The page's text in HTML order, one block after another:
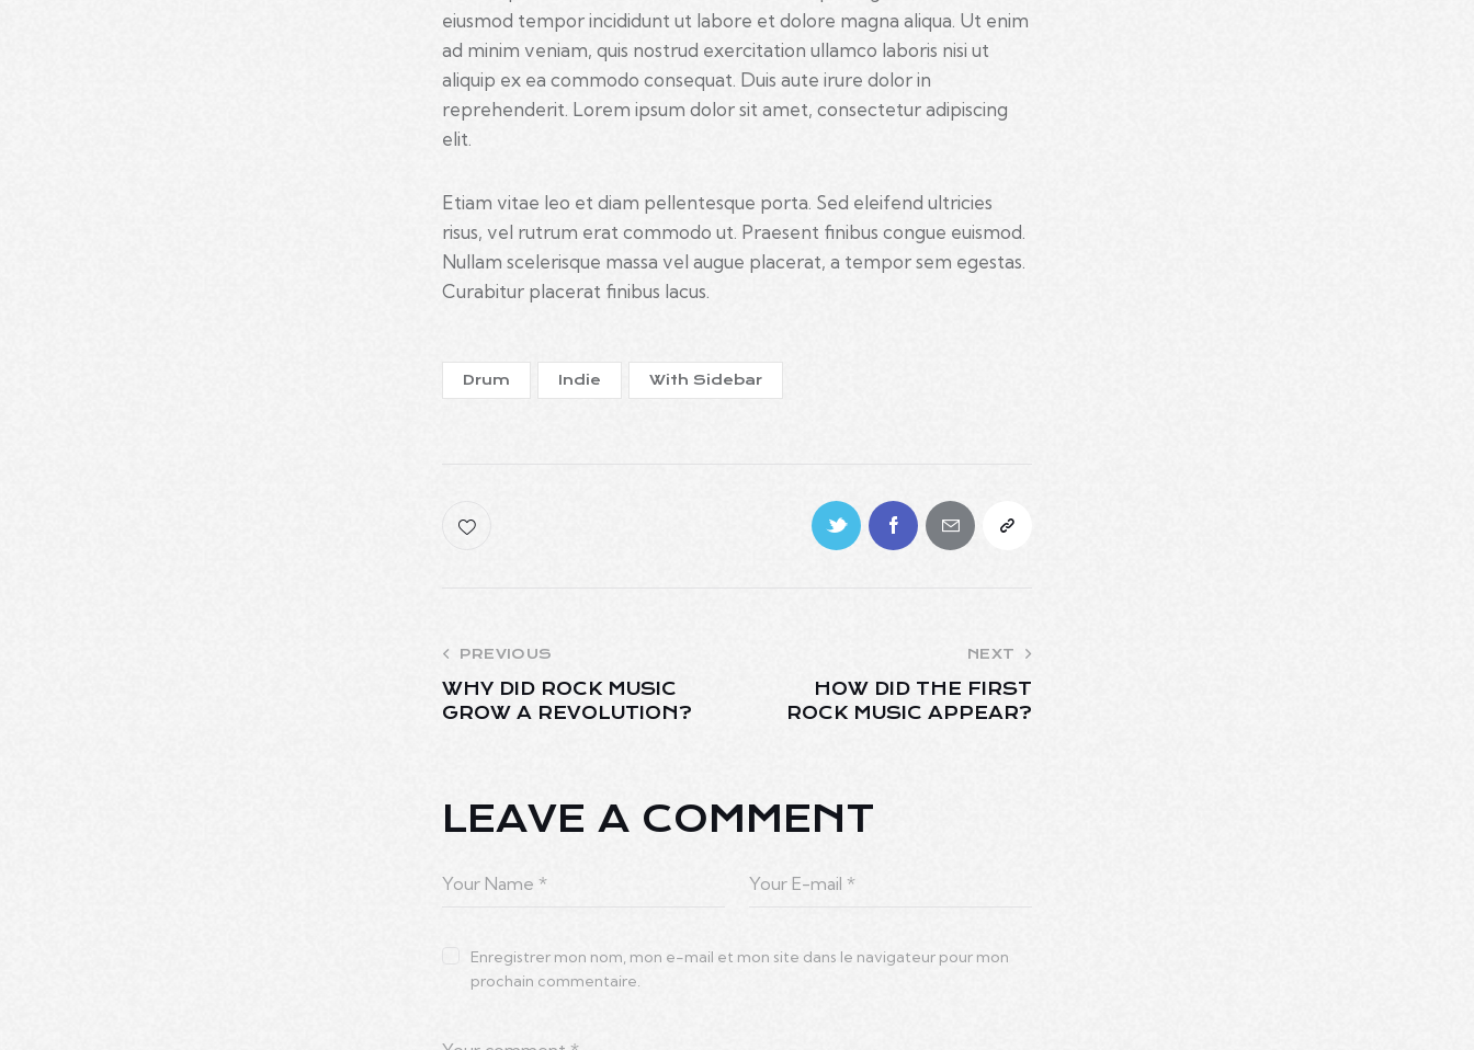
eiusmod tempor incididunt ut labore et dolore magna aliqua. Ut enim
ad minim veniam, quis nostrud exercitation ullamco laboris nisi ut
aliquip ex ea commodo consequat. Duis aute irure dolor in
reprehenderit. Lorem ipsum dolor sit amet, consectetur adipiscing
elit.
Etiam vitae leo et diam pellentesque porta. Sed eleifend ultricies
risus, vel rutrum erat commodo ut. Praesent finibus congue euismod.
Nullam scelerisque massa vel augue placerat, a tempor sem egestas.
Curabitur placerat finibus lacus.
Drum Indie With Sidebar
PREVIOUS
WHY DID ROCK MUSIC
GROW A REVOLUTION?
NEXT
HOW DID THE FIRST
ROCK MUSIC APPEAR?
LEAVE A COMMENT
Enregistrer mon nom, mon e-mail et mon site dans le navigateur pour mon
prochain commentaire.